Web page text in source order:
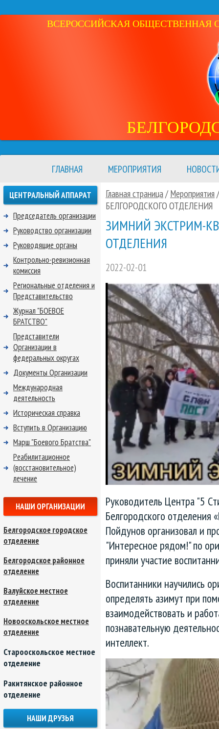
ВСЕРОССИЙСКАЯ ОБЩЕСТВЕННАЯ
ГЛАВНАЯ МЕРОПРИЯТИЯ
Главная страница/ Мероприятия
БЕЛГОРОДСКОГО ОТДЕЛЕНИЯ
ЗИМНИЙ ЭКСТРИМ-
ОТДЕЛЕНИЯ
2022-02-01
Руководитель Центра "5
Белгородского
Пойдунов организовал и
"Интересное рядом!" по
приняли участие
Воспитанники научились
определять азимут при
взаимодействовать и
познавательную
интеллект.
ЦЕНТРАЛЬНЫЙ АППАРАТ
Председатель организации
Руководство организации
Руководящие органы
Контрольно-ревизионная
комиссия
Региональные отделения и
Представительство
Журнал "БОЕВОЕ
БРАТСТВО"
Представители
Организации в
федеральных округах
Документы Организации
Международная
деятельность
Историческая справка
Вступить в Организацию
Марш "Боевого Братства"
Реабилитационное
(восстановительное)
лечение
НАШИ ОРГАНИЗАЦИИ
Белгородское городское
отделение
Белгородское районное
отделение
Валуйское местное
отделение
Новооскольское местное
отделение
Старооскольское местное
отделение
Ракитянское районное
отделение
НАШИ ДРУЗЬЯ